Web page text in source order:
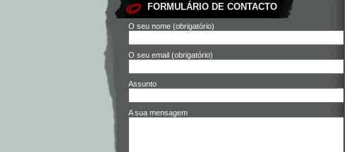
FORMULÁRIO DE CONTACTO
O seu nome (obrigatório)
O seu email (obrigatório)
Assunto
A sua mensagem